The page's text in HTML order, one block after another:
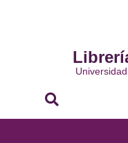
Buscar